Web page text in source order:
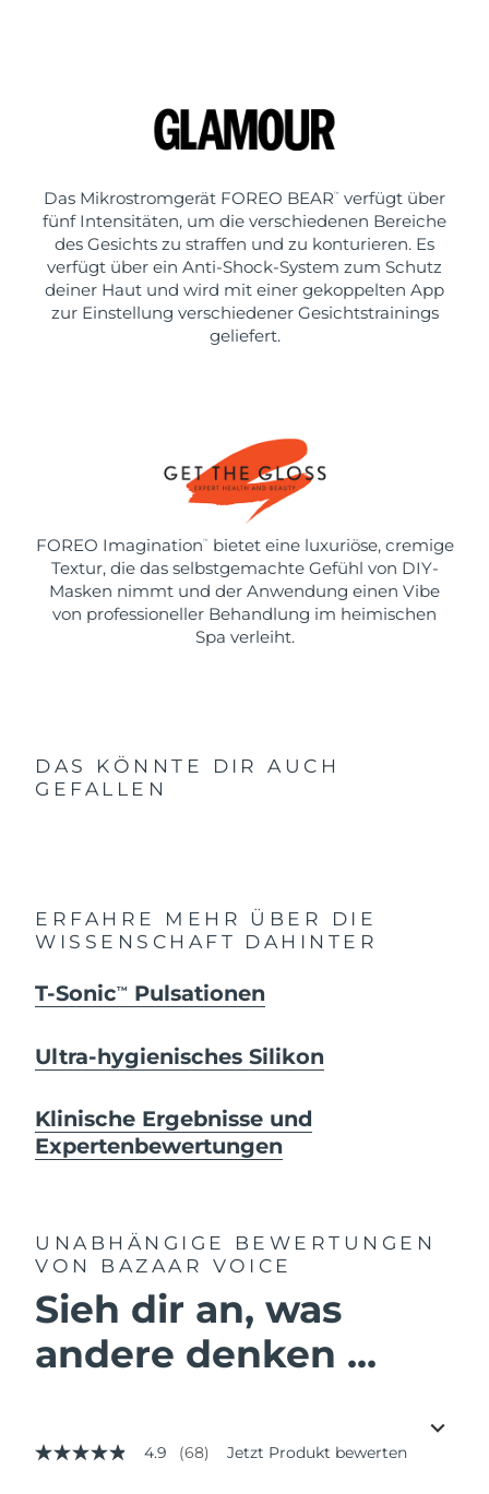
Das Mikrostromgerät FOREO BEAR ™
verfügt über
fünf Intensitäten, um die verschiedenen Bereiche
des Gesichts zu straffen und zu konturieren. Es
verfügt über ein Anti-Shock-System zum Schutz
deiner Haut und wird mit einer gekoppelten App
zur Einstellung verschiedener Gesichtstrainings
geliefert.
FOREO Imagination ™
bietet eine luxuriöse, cremige
Textur, die das selbstgemachte Gefühl von DIY-
Masken nimmt und der Anwendung einen Vibe
von professioneller Behandlung im heimischen
Spa verleiht.
DAS KÖNNTE DIR AUCH
GEFALLEN
ERFAHRE MEHR ÜBER DIE
WISSENSCHAFT DAHINTER
T-SonicTM Pulsationen
Ultra-hygienisches Silikon
Klinische Ergebnisse und
Expertenbewertungen
UNABHÄNGIGE BEWERTUNGEN
VON BAZAAR VOICE
Sieh dir an, was
andere denken ...
4.9
4.9 (68) Jetzt Produkt bewerten